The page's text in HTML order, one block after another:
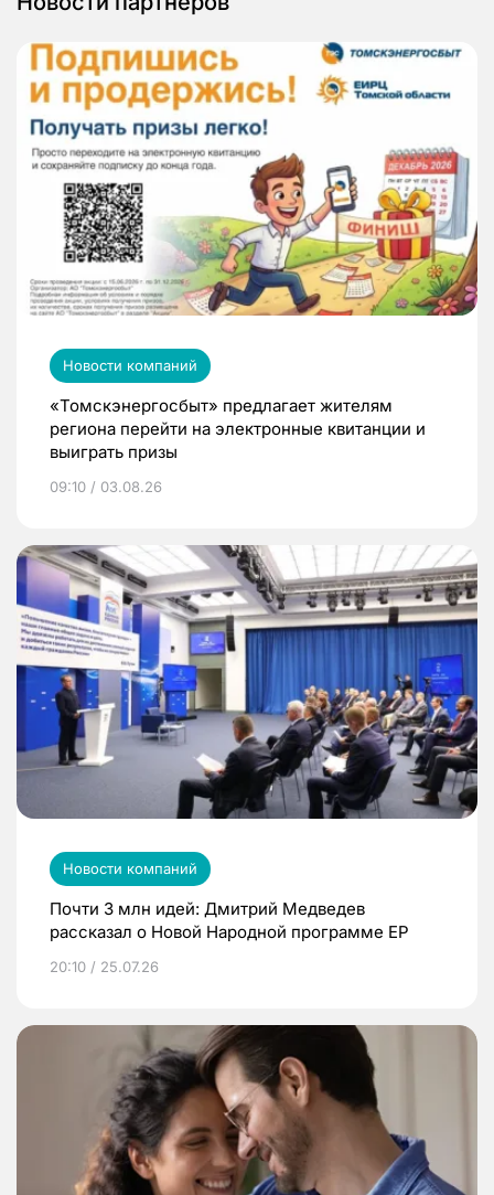
Новости компаний
«Томскэнергосбыт» предлагает жителям
региона перейти на электронные квитанции и
выиграть призы
09:10 / 03.08.26
Новости компаний
Почти 3 млн идей: Дмитрий Медведев
рассказал о Новой Народной программе ЕР
20:10 / 25.07.26